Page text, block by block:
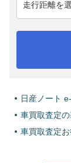
日産ノート
車買取査定
車買取査定